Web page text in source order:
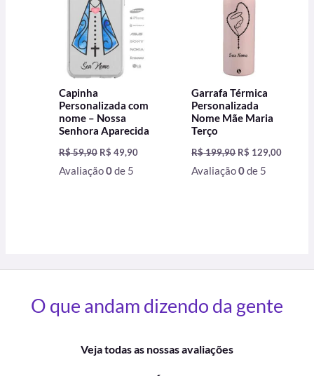
Capinha
Personalizada com
nome – Nossa
Senhora Aparecida
R$59,90 R$ 49,90
Avaliação0de 5
Garrafa Térmica
Personalizada
Nome Mãe Maria
Terço
R$199,90 R$ 129,00
Avaliação0de 5
O que andam dizendo da gente
Veja todas as nossas avaliações